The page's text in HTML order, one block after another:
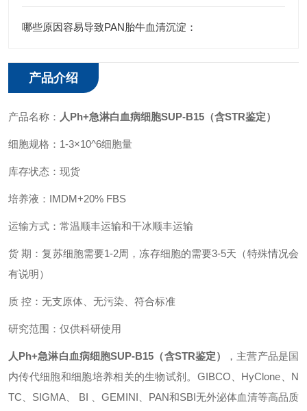
哪些原因容易导致PAN胎牛血清沉淀：
产品介绍
产品名称： 人Ph+急淋白血病细胞SUP-B15（含STR鉴定）
细胞规格：1-3×10^6细胞量
库存状态：现货
培养液：IMDM+20% FBS
运输方式：常温顺丰运输和干冰顺丰运输
货 期：复苏细胞需要1-2周，冻存细胞的需要3-5天（特殊情况会
有说明）
质 控：无支原体、无污染、符合标准
研究范围：仅供科研使用
人Ph+急淋白血病细胞SUP-B15（含STR鉴定）
，主营产品是国
内传代细胞和细胞培养相关的生物试剂。GIBCO、HyClone、N
TC、SIGMA、 BI 、GEMINI、PAN和SBI无外泌体血清等高品质